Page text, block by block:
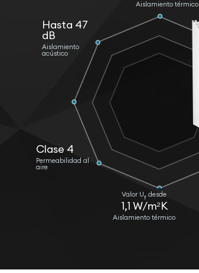
Aislamiento térmico
Hasta 47
dB
Aislamiento
acústico
Clase 4
Permeabilidad al
aire
Valor Uf desde
1,1 W/m2 K
Aislamiento térmico